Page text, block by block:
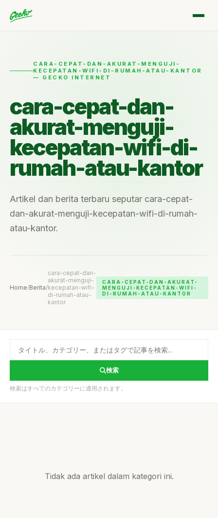
CARA-CEPAT-DAN-AKURAT-MENGUJI-
KECEPATAN-WIFI-DI-RUMAH-ATAU-KANTOR
— GECKO INTERNET
cara-cepat-dan-
akurat-menguji-
kecepatan-wifi-di-
rumah-atau-kantor
Artikel dan berita terbaru seputar cara-cepat-
dan-akurat-menguji-kecepatan-wifi-di-rumah-
atau-kantor.
Home/Berita/
cara-cepat-dan-
akurat-menguji-
kecepatan-wifi-
di-rumah-atau-
kantor
CARA-CEPAT-DAN-AKURAT-
MENGUJI-KECEPATAN-WIFI-
DI-RUMAH-ATAU-KANTOR
検索
検索はすべてのカテゴリーに適用されます。
Tidak ada artikel dalam kategori ini.